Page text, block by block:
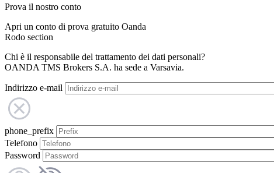
Prova il nostro conto
Apri un conto di prova gratuito Oanda
Rodo section
Chi è il responsabile del trattamento dei dati personali?
OANDA TMS Brokers S.A. ha sede a Varsavia.
Indirizzo e-mail
phone_prefix
Telefono
Password